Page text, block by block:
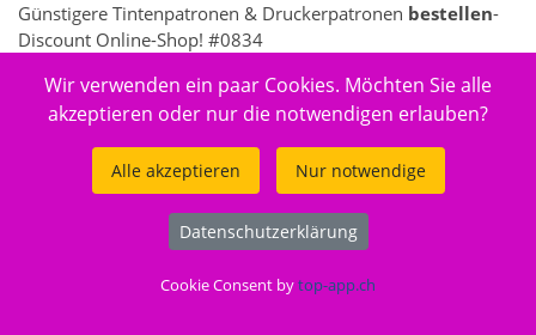
Günstigere Tintenpatronen & Druckerpatronen bestellen-
Discount Online-Shop! #0834
7362 - Elektronik > Drucken, Kopieren, Scannen & Faxen >
Zubehör Drucker, Kopierer & Faxgeräte > Drucker-
© 2026toner-discount.ch
Wir verwenden ein paar Cookies. Möchten Sie alle
akzeptieren oder nur die notwendigen erlauben?
Alle akzeptieren Nur notwendige
Datenschutzerklärung
Cookie Consent bytop-app.ch